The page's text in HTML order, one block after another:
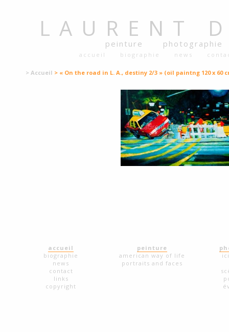
LAURENT
peinture photographie
accueil biographie news
> Accueil > « On the road in L. A., destiny 2/3 » (oil paintng 120 x 60
accueil
biographie
news
contact
links
copyright
peinture
american way of life
portraits and faces